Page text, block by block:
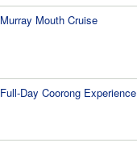
Murray Mouth Cruise
Full-Day Coorong Experience